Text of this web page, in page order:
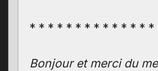
* * * * * * * * * * * * * *
Bonjour et merci du